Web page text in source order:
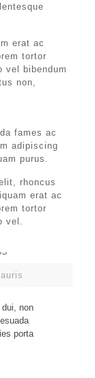
erat ac
tortor
bibendum
non,
fames ac
adipiscing
purus.
rhoncus
erat ac
tortor
vel.
non
porta